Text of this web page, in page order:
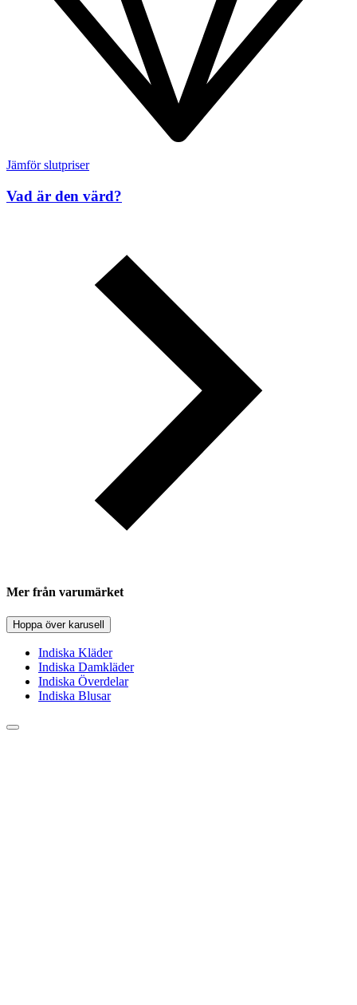
Jämför slutpriser
Vad är den värd?
Mer från varumärket
Hoppa över karusell
Indiska Kläder
Indiska Damkläder
Indiska Överdelar
Indiska Blusar